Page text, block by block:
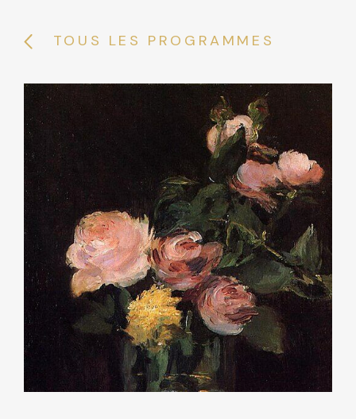
TOUS LES PROGRAMMES